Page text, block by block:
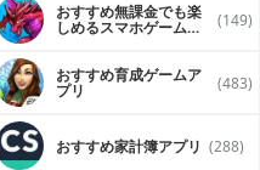
おすすめ無課金でも楽
しめるスマホゲームア (149)
おすすめ育成ゲームア
プリ (483)
おすすめ家計簿アプリ (288)